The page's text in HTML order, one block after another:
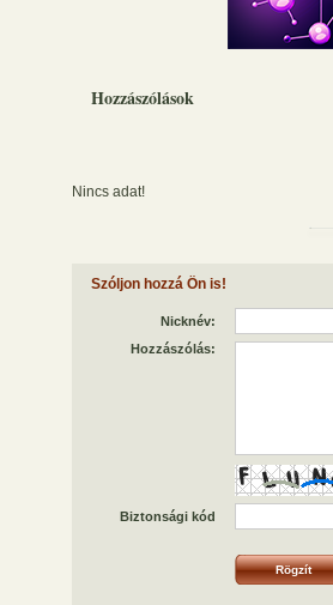
Hozzászólások
Nincs adat!
Szóljon hozzá Ön is!
Nicknév:
Hozzászólás:
Biztonsági kód